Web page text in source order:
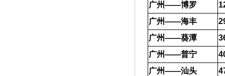
广州——博罗
广州——海丰
广州——葵潭
广州——普宁
广州——汕头